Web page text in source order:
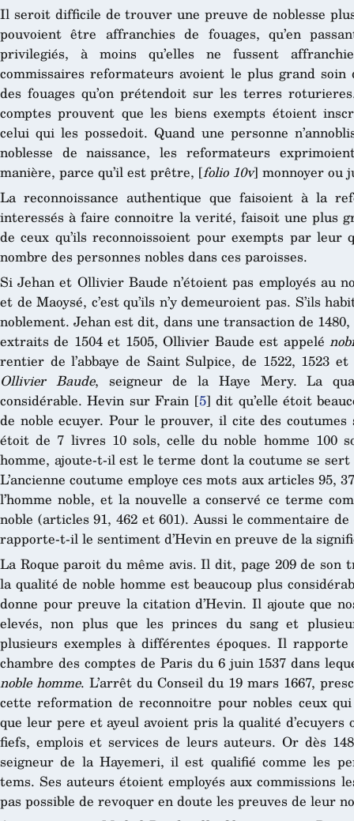
Il seroit difficile de trouver une preuve de noblesse
pouvoient être affranchies de fouages, qu’en
privilegiés, à moins qu’elles ne fussent
commissaires reformateurs avoient le plus grand soin
des fouages qu’on prétendoit sur les terres
comptes prouvent que les biens exempts étoient
celui qui les possedoit. Quand une personne
noblesse de naissance, les reformateurs
manière, parce qu’il est prêtre, [folio 10v] monnoyer ou
La reconnoissance authentique que faisoient à la
interessés à faire connoitre la verité, faisoit une plus
de ceux qu’ils reconnoissoient pour exempts par leur
nombre des personnes nobles dans ces paroisses.
Si Jehan et Ollivier Baude n’étoient pas employés au
et de Maoysé, c’est qu’ils n’y demeuroient pas. S’ils
noblement. Jehan est dit, dans une transaction de 1480,
extraits de 1504 et 1505, Ollivier Baude est appelé
rentier de l’abbaye de Saint Sulpice, de 1522, 1523
Ollivier Baude, seigneur de la Haye Mery. La
considérable. Hevin sur Frain[5] dit qu’elle étoit
de noble ecuyer. Pour le prouver, il cite des
étoit de 7 livres 10 sols, celle du noble homme 100
homme, ajoute-t-il est le terme dont la coutume se
L’ancienne coutume employe ces mots aux articles 95,
l’homme noble, et la nouvelle a conservé ce terme
noble (articles 91, 462 et 601). Aussi le commentaire
rapporte-t-il le sentiment d’Hevin en preuve de la
La Roque paroit du même avis. Il dit, page 209 de son
la qualité de noble homme est beaucoup plus
donne pour preuve la citation d’Hevin. Il ajoute que
elevés, non plus que les princes du sang et
plusieurs exemples à différentes époques. Il
chambre des comptes de Paris du 6 juin 1537 dans
noble homme. L’arrêt du Conseil du 19 mars 1667,
cette reformation de reconnoitre pour nobles ceux
que leur pere et ayeul avoient pris la qualité d’ecuyers
fiefs, emplois et services de leurs auteurs. Or dès
seigneur de la Hayemeri, il est qualifié comme les
tems. Ses auteurs étoient employés aux commissions
pas possible de revoquer en doute les preuves de leur